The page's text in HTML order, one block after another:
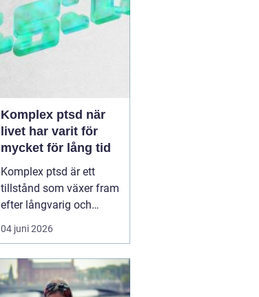
För den som letar efter
en 30 juni 2026
Komplex ptsd när
livet har varit för
mycket för lång tid
Komplex ptsd är ett
tillstånd som växer fram
efter långvarig och
upprepad utsatthet, ofta
i relationer som skulle
känner sig förvirrade,
skamsna eller svaga när
04 juni 2026